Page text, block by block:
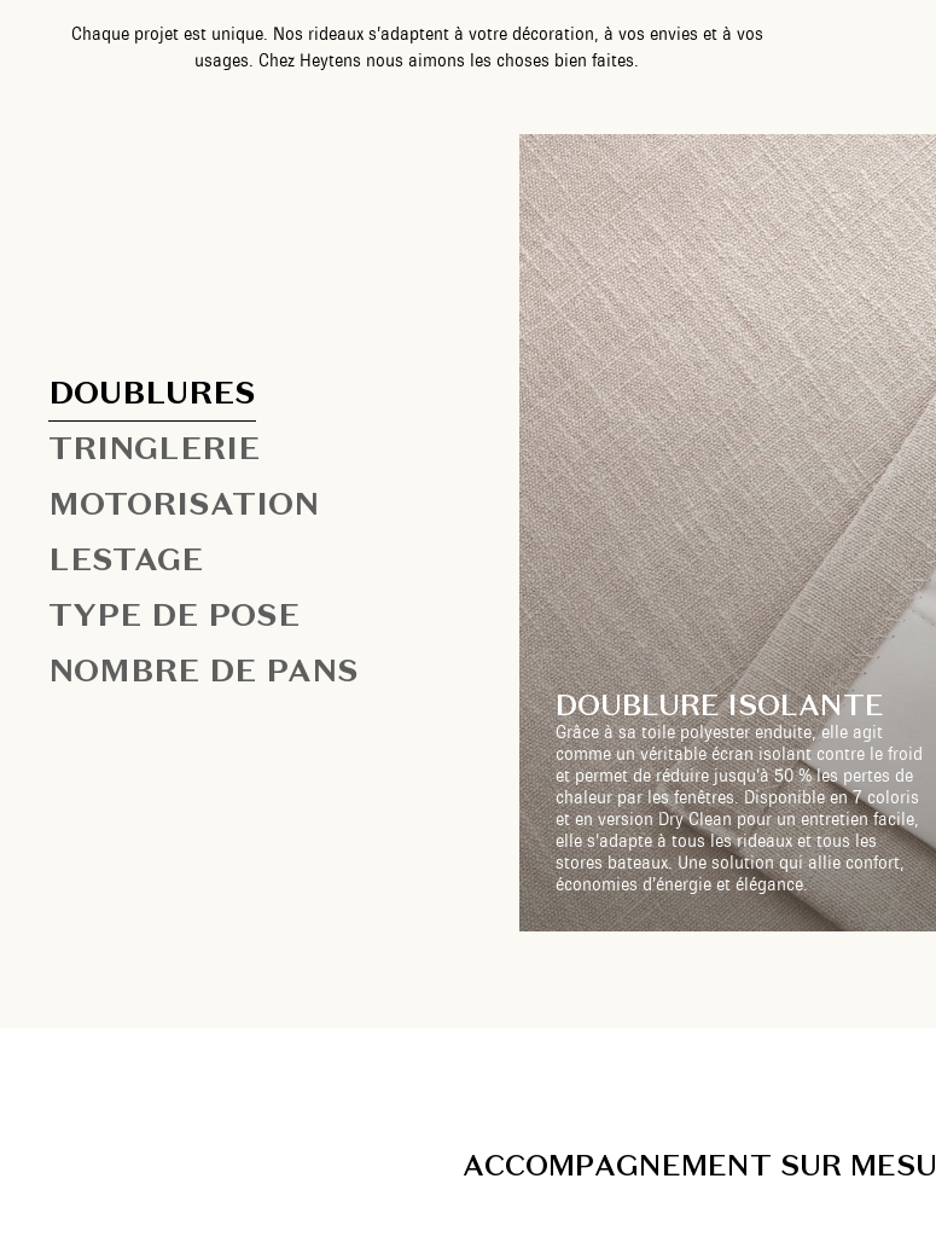
Chaque projet est unique. Nos rideaux s’adaptent à votre décoration, à vos envies et à vos
usages. Chez Heytens nous aimons les choses bien faites.
DOUBLURES
TRINGLERIE
MOTORISATION
LESTAGE
TYPE DE POSE
NOMBRE DE PANS
DOUBLURE ISOLANTE
Grâce à sa toile polyester enduite, elle agit
comme un véritable écran isolant contre le froid
et permet de réduire jusqu’à 50 % les pertes de
chaleur par les fenêtres. Disponible en 7 coloris
et en version Dry Clean pour un entretien facile,
elle s’adapte à tous les rideaux et tous les
stores bateaux. Une solution qui allie confort,
économies d’énergie et élégance.
ACCOMPAGNEMENT SUR MESU